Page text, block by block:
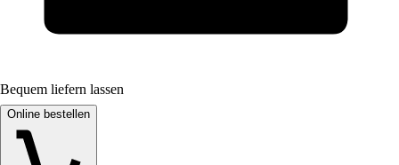
Bequem liefern lassen
Online bestellen